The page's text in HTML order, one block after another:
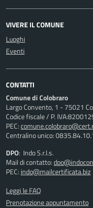
VIVERE IL COMUNE
Luoghi
Eventi
CONTATTI
Comune di Colobraro
Largo Convento, 1 - 75021
Codice fiscale / P.
PEC:
Centralino unico:
DPO: Indo S.r.l.s.
Mail di contatto:
PEC: indo@mailcertificata.biz
Leggi le FAQ
Prenotazione appuntamento